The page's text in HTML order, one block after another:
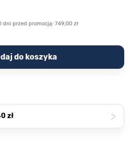
dni przed promocją: 749,00 zł
do koszyka
zł >